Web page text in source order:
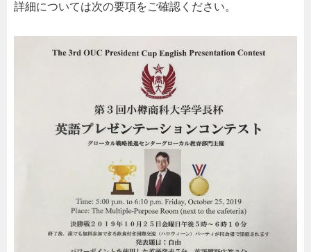
詳細については次の要項をご確認ください。